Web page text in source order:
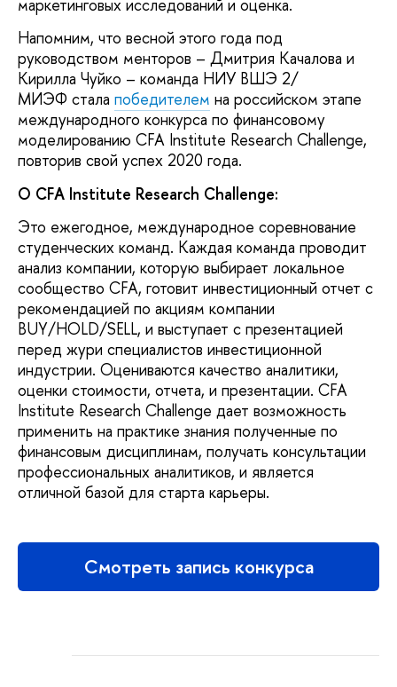
маркетинговых исследований и оценка.
Напомним, что весной этого года под
руководством менторов – Дмитрия Качалова и
Кирилла Чуйко – команда НИУ ВШЭ 2/
МИЭФ стала победителем на российском этапе
международного конкурса по финансовому
моделированию CFA Institute Research Challenge,
повторив свой успех 2020 года.
О CFA Institute Research Challenge:
Это ежегодное, международное соревнование
студенческих команд. Каждая команда проводит
анализ компании, которую выбирает локальное
сообщество CFA, готовит инвестиционный отчет с
рекомендацией по акциям компании
BUY/HOLD/SELL, и выступает с презентацией
перед жури специалистов инвестиционной
индустрии. Оцениваются качество аналитики,
оценки стоимости, отчета, и презентации. CFA
Institute Research Challenge дает возможность
применить на практике знания полученные по
финансовым дисциплинам, получать консультации
профессиональных аналитиков, и является
отличной базой для старта карьеры.
Смотреть запись конкурса